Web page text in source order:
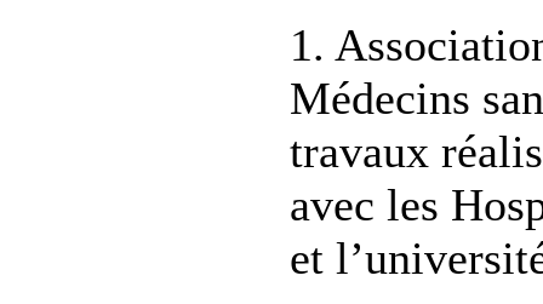
1.
Médecins
travaux
avec les
et